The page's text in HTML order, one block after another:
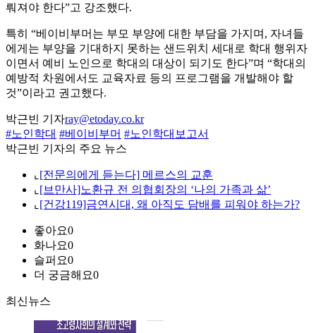
뤄져야 한다”고 강조했다.
특히 “베이비부머는 부모 부양에 대한 부담을 가지며, 자녀들
에게는 부양을 기대하지 못하는 샌드위치 세대로 학대 행위자
이면서 예비 노인으로 학대의 대상이 되기도 한다”며 “학대의
예방적 차원에서도 교육자료 등의 프로그램을 개발해야 할
것”이라고 권고했다.
박근빈 기자ray@etoday.co.kr
#노인학대 #베이비부머 #노인학대보고서
박근빈 기자의 주요 뉴스
⌞ [전문의에게 듣는다] 메르스의 교훈
⌞ [브만사]노환규 전 의협회장의 ‘나의 가족과 삶’
⌞ [건강119]금연시대, 왜 아직도 담배를 피워야 하는가?
좋아요0
화나요0
슬퍼요0
더 궁금해요0
최신뉴스